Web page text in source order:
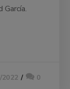
García.
2022 0